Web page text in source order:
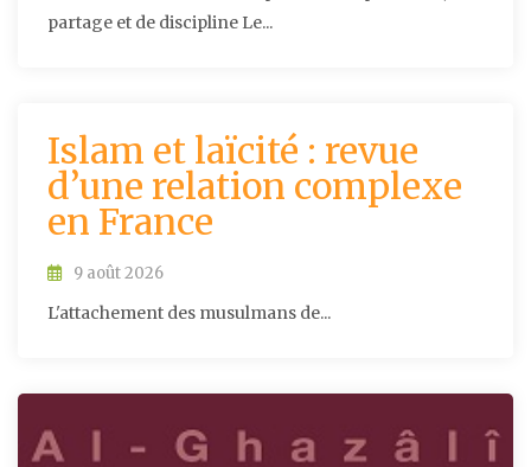
partage et de discipline Le...
Islam et laïcité : revue
d’une relation complexe
en France
9 août 2026
L'attachement des musulmans de...